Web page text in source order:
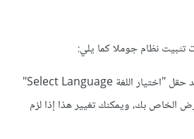
تثبيت نظام جوملا كما يلي:
سيحاول نظام جوملا تحديد حقل "اختيار اللغة Select Language"
الخاص بك، ويمكنك تغيير هذا إذا لزم